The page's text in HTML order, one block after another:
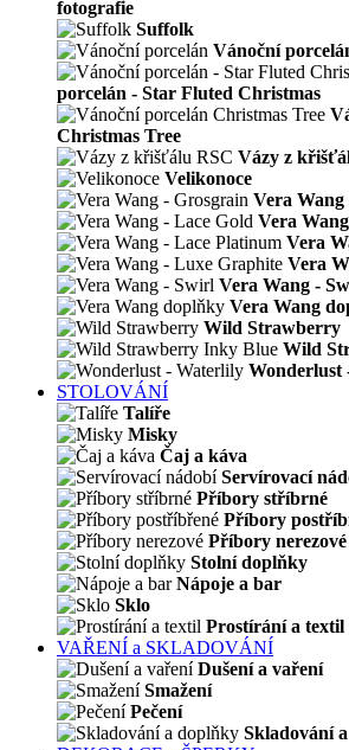
fotografie
Suffolk
Vánoční
porcelán - Star Fluted Christmas
Christmas Tree
Vázy z
Velikonoce
Vera
Vera
Vera
Vera
Vera Wang -
Vera Wang
Wild Strawberry
Wild
Wonderlust
STOLOVÁNÍ
Talíře
Misky
Čaj a káva
Servírovací
Příbory stříbrné
Příbory
Příbory nerezové
Stolní doplňky
Nápoje a bar
Sklo
Prostírání a textil
VAŘENÍ a SKLADOVÁNÍ
Dušení a vaření
Smažení
Pečení
Skladování